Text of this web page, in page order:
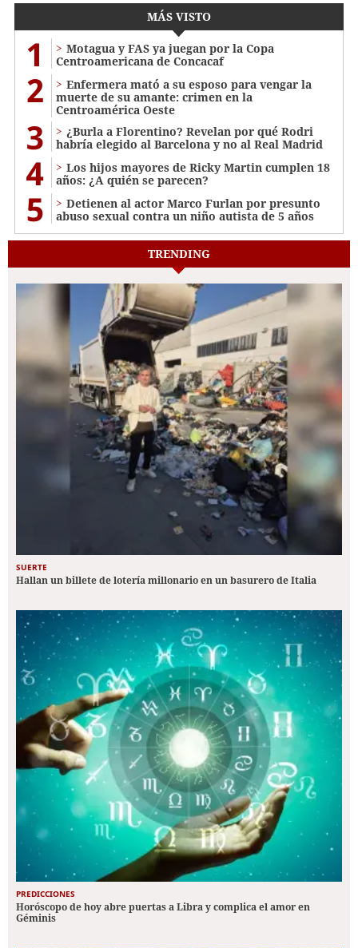
MÁS VISTO
1
Motagua y FAS ya juegan por la Copa
Centroamericana de Concacaf
2
Enfermera mató a su esposo para vengar la
muerte de su amante: crimen en la
Centroamérica Oeste
3
¿Burla a Florentino? Revelan por qué Rodri
habría elegido al Barcelona y no al Real Madrid
4
Los hijos mayores de Ricky Martin cumplen 18
años: ¿A quién se parecen?
5
Detienen al actor Marco Furlan por presunto
abuso sexual contra un niño autista de 5 años
TRENDING
SUERTE
Hallan un billete de lotería millonario en un basurero de Italia
PREDICCIONES
Horóscopo de hoy abre puertas a Libra y complica el amor en
Géminis